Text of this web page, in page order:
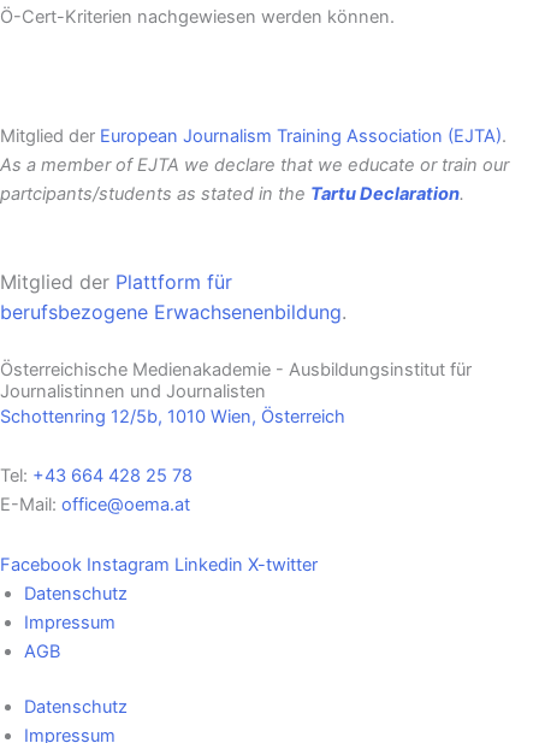
Ö-Cert-Kriterien nachgewiesen werden können.
Mitglied der European Journalism Training Association (EJTA).
As a member of EJTA we declare that we educate or train our
partcipants/students as stated in the Tartu Declaration.
Mitglied der Plattform für
berufsbezogene Erwachsenenbildung.
Österreichische Medienakademie - Ausbildungsinstitut für
Journalistinnen und Journalisten
Schottenring 12/5b, 1010 Wien, Österreich
Tel: +43 664 428 25 78
E-Mail: office@oema.at
Facebook Instagram Linkedin X-twitter
Datenschutz
Impressum
AGB
Datenschutz
Impressum